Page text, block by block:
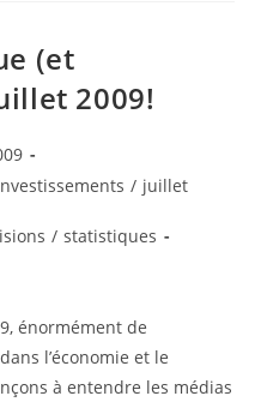
(et
2009!
/ juillet
/ statistiques
énormément de
l’économie et le
à entendre les médias